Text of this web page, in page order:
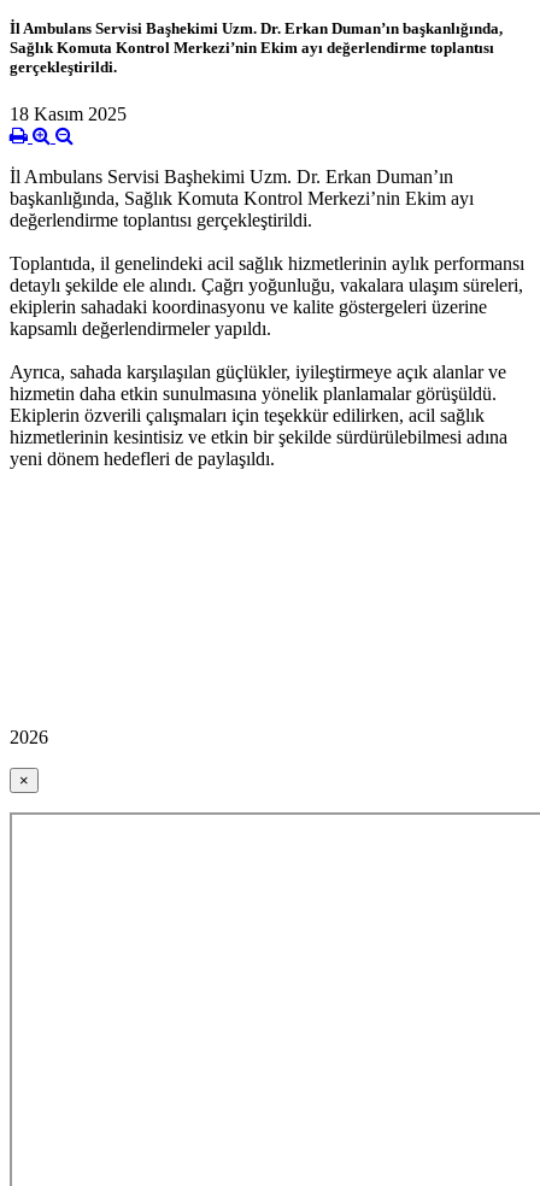
İl Ambulans Servisi Başhekimi Uzm. Dr. Erkan Duman’ın başkanlığında,
Sağlık Komuta Kontrol Merkezi’nin Ekim ayı değerlendirme toplantısı
gerçekleştirildi.
18 Kasım 2025
İl Ambulans Servisi Başhekimi Uzm. Dr. Erkan Duman’ın
başkanlığında, Sağlık Komuta Kontrol Merkezi’nin Ekim ayı
değerlendirme toplantısı gerçekleştirildi.
Toplantıda, il genelindeki acil sağlık hizmetlerinin aylık performansı
detaylı şekilde ele alındı. Çağrı yoğunluğu, vakalara ulaşım süreleri,
ekiplerin sahadaki koordinasyonu ve kalite göstergeleri üzerine
kapsamlı değerlendirmeler yapıldı.
Ayrıca, sahada karşılaşılan güçlükler, iyileştirmeye açık alanlar ve
hizmetin daha etkin sunulmasına yönelik planlamalar görüşüldü.
Ekiplerin özverili çalışmaları için teşekkür edilirken, acil sağlık
hizmetlerinin kesintisiz ve etkin bir şekilde sürdürülebilmesi adına
yeni dönem hedefleri de paylaşıldı.
2026
×